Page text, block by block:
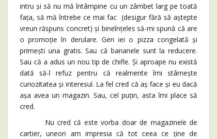
intru și să nu mă întâmpine cu un zâmbet larg pe toată
fața, să mă întrebe ce mai fac (desigur fără să aștepte
vreun răspuns concret) și bineînțeles să-mi spună că are
o promoție în derulare. Gen iei o pizza congelată și
primești una gratis. Sau că bananele sunt la reducere.
Sau că a adus un nou tip de chifle. Și aproape nu există
dată să-l refuz pentru că realmente îmi stârnește
curiozitatea și interesul. La fel cred că aș face și eu dacă
așa avea un magazin. Sau, cel puțin, asta îmi place să
cred.
Nu cred că este vorba doar de magazinele de
cartier, uneori am impresia că tot ceea ce ține de